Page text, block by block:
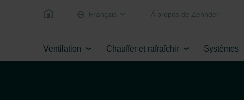
Français Á propos de Zehnder
Ventilation Chauffer et rafraîchir Systèmes